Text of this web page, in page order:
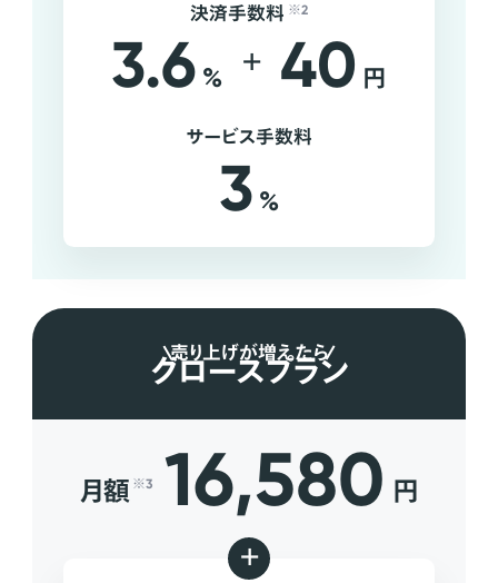
決済手数料 ※2
3.6 % + 40 円
サービス手数料
3 %
売り上げが増えたら
グロースプラン
月額 ※3 16,580 円
+